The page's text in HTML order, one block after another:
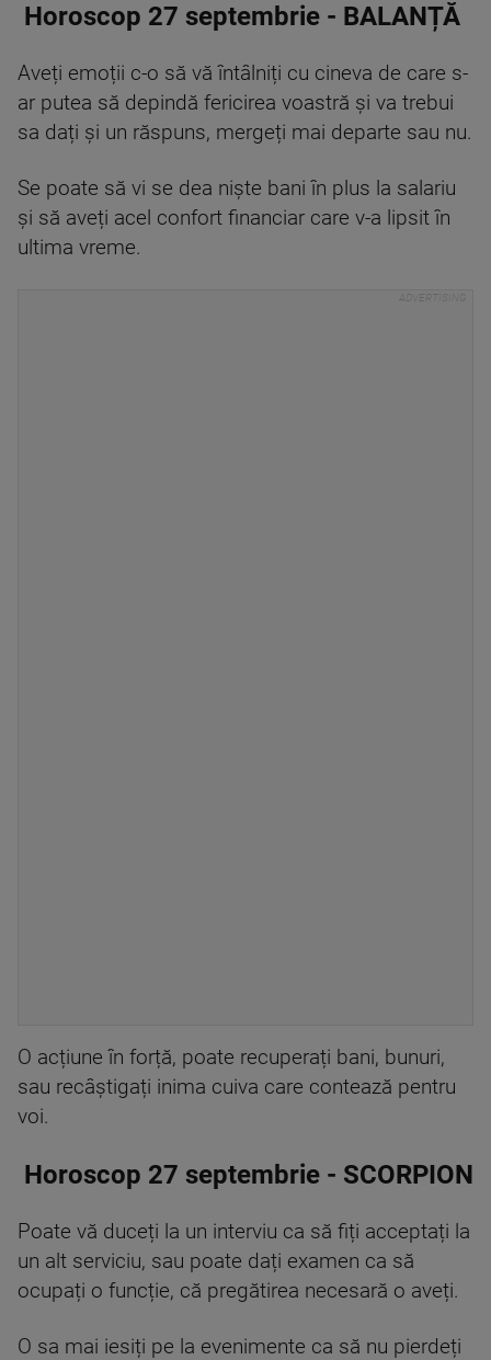
Horoscop 27 septembrie - BALANȚĂ
Aveți emoții c-o să vă întâlniți cu cineva de care s-
ar putea să depindă fericirea voastră și va trebui
sa dați și un răspuns, mergeți mai departe sau nu.
Se poate să vi se dea niște bani în plus la salariu
și să aveți acel confort financiar care v-a lipsit în
ultima vreme.
O acțiune în forță, poate recuperați bani, bunuri,
sau recâștigați inima cuiva care contează pentru
voi.
Horoscop 27 septembrie - SCORPION
Poate vă duceți la un interviu ca să fiți acceptați la
un alt serviciu, sau poate dați examen ca să
ocupați o funcție, că pregătirea necesară o aveți.
O sa mai iesiți pe la evenimente ca să nu pierdeți